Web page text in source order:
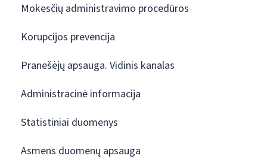
Mokesčių administravimo procedūros
Korupcijos prevencija
Pranešėjų apsauga. Vidinis kanalas
Administracinė informacija
Statistiniai duomenys
Asmens duomenų apsauga